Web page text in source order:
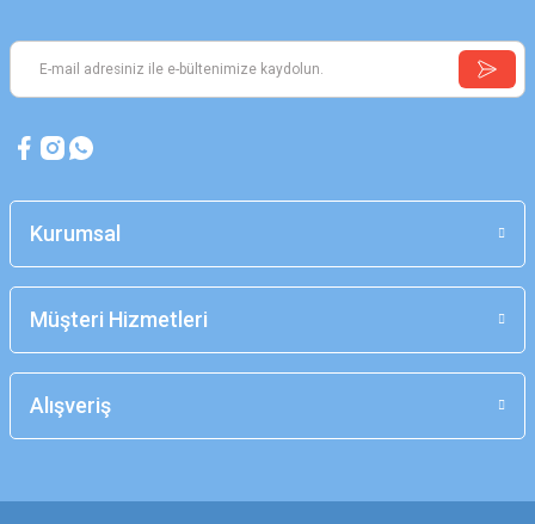
Kurumsal
Müşteri Hizmetleri
Alışveriş